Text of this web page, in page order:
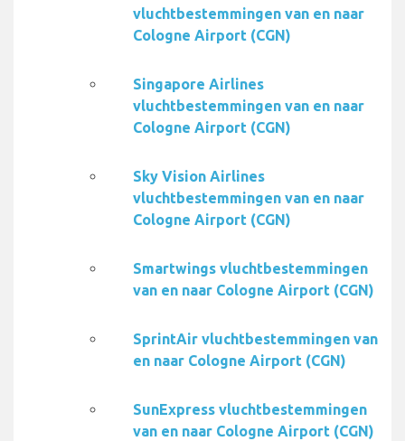
vluchtbestemmingen van en naar
Cologne Airport (CGN)
Singapore Airlines
vluchtbestemmingen van en naar
Cologne Airport (CGN)
Sky Vision Airlines
vluchtbestemmingen van en naar
Cologne Airport (CGN)
Smartwings vluchtbestemmingen
van en naar Cologne Airport (CGN)
SprintAir vluchtbestemmingen van
en naar Cologne Airport (CGN)
SunExpress vluchtbestemmingen
van en naar Cologne Airport (CGN)